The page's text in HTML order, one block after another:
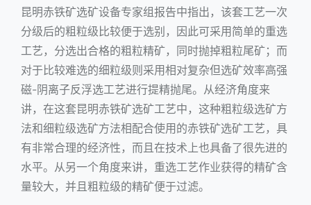
昆明赤铁矿选矿设备专家组报告中指出，该套工艺一次
分级后的粗粒级比较便于选别，因此可采用简单的重选
工艺，分选出合格的粗粒精矿，同时抛掉粗粒尾矿；而
对于比较难选的细粒级则采用相对复杂但选矿效率高强
磁-阴离子反浮选工艺进行提精抛尾。从经济角度来
讲，在这套昆明赤铁矿选矿工艺中，这种粗粒级选矿方
法和细粒级选矿方法相配合使用的赤铁矿选矿工艺，具
有非常合理的经济性，而且在技术上也具备了很先进的
水平。从另一个角度来讲，重选工艺作业获得的精矿含
量较大，并且粗粒级的精矿便于过滤。